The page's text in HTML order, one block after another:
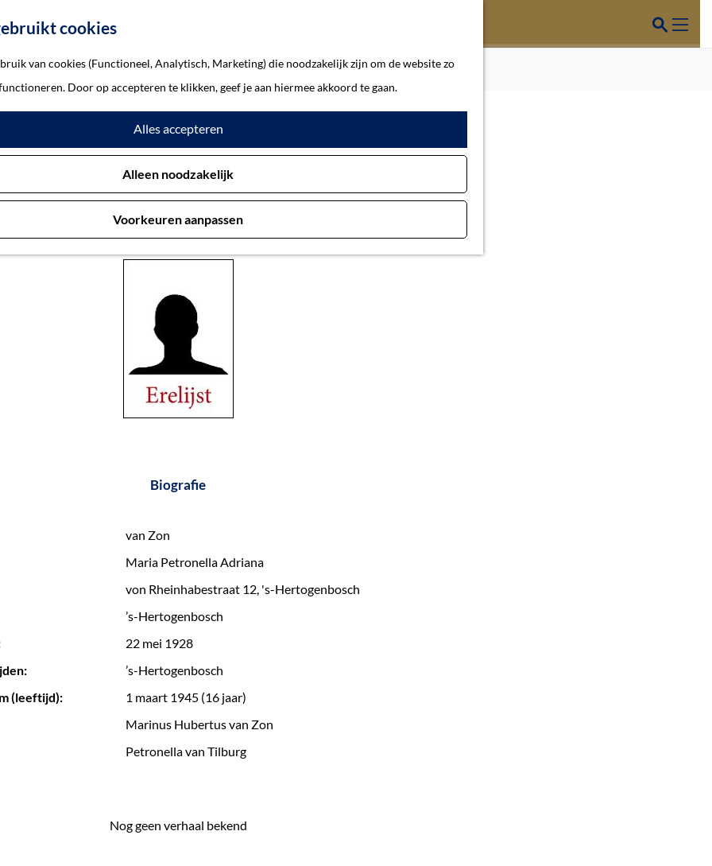
cookies
van cookies (Functioneel, Analytisch, Marketing) die noodzakelijk zijn om de website zo
Door op accepteren te klikken, geef je aan hiermee akkoord te gaan.
Alles accepteren
Alleen noodzakelijk
Voorkeuren aanpassen
Z
oM
Adriana van
Maria Petronella Adriana van
’s-Hertogenbosch 22-5-1928 — ’s-Hertogenbosch 1-3-1945
Biografie
van Zon
Maria Petronella Adriana
von Rheinhabestraat 12, 's-Hertogenbosch
’s-Hertogenbosch
22 mei 1928
’s-Hertogenbosch
(leeftijd):
1 maart 1945 (16 jaar)
Marinus Hubertus van Zon
Petronella van Tilburg
Nog geen verhaal bekend